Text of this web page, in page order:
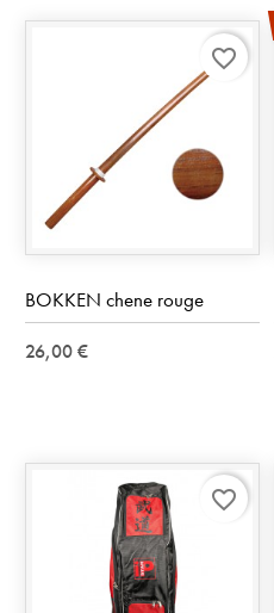
BOKKEN chene rouge
26,00 €
favorite_border
favorite_border